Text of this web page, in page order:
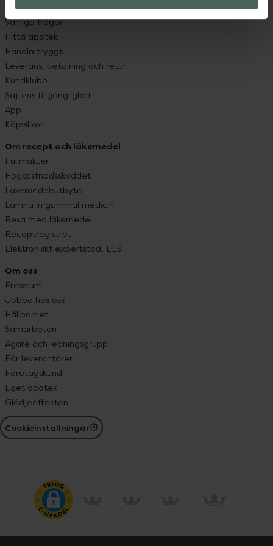
Kontakta oss
Vanliga frågor
Hitta apotek
Handla tryggt
Leverans, betalning och retur
Kundklubb
Sajtens tillgänglighet
App
Köpvillkor
Om recept och läkemedel
Fullmakter
Högkostnadsskyddet
Läkemedelsutbyte
Lämna in gammal medicin
Resa med läkemedel
Receptregistret
Elektroniskt expertstöd, EES
Om oss
Pressrum
Jobba hos oss
Hållbarhet
Samarbeten
Ägare och ledningsgrupp
För leverantörer
Företagskund
Eget apotek
Glädjeeffekten
Cookieinställningar